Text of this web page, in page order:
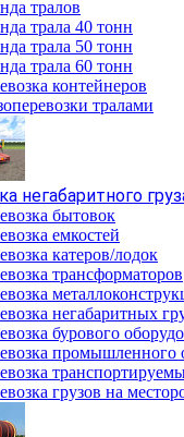
тралов
трала 40 тонн
трала 50 тонн
трала 60 тонн
контейнеров
тралами
негабаритного
бытовок
емкостей
катеров/лодок
трансформаторов
негабаритных
бурового
промышленного
грузов на